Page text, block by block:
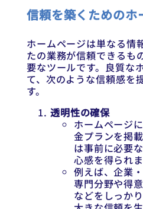
信頼を築くためのホ
ホームページは単なる情
たの業務が信頼できるも
要なツールです。良質な
て、次のような信頼感を
す。
透明性の確保
ホームページ
金プランを掲
は事前に必要
心感を得られま
例えば、企業
専門分野や得
などをしっか